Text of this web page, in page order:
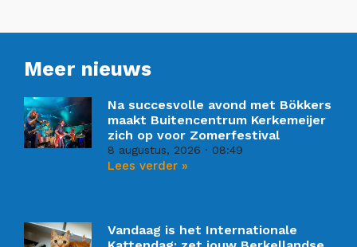
Meer nieuws
Na succesvolle avond met Bökkers
maakt Buitencentrum Kerkemeijer
zich op voor Zomerfestival
8 augustus, 2026 08:49
Lees verder »
Vandaag is het Internationale